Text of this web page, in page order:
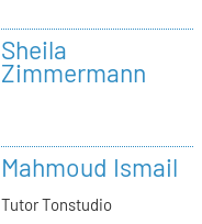
Sheila
Zimmermann
Mahmoud Ismail
Tutor Tonstudio